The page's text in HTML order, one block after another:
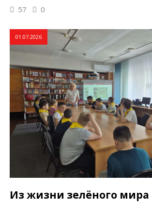
57 0
01.07.2026
Из жизни зелёного мира